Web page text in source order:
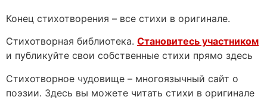
Конец стихотворения – все стихи в оригинале.
Стихотворная библиотека. Становитесь участником
и публикуйте свои собственные стихи прямо здесь
Стихотворное чудовище – многоязычный сайт о
поэзии. Здесь вы можете читать стихи в оригинале